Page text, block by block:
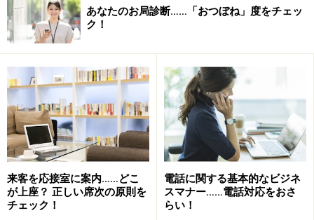
あなたのお局診断……「おつぼね」度をチェッ
ク！
来客を応接室に案内……どこ
が上座？ 正しい席次の原則を
チェック！
電話に関する基本的なビジネ
スマナー……電話対応をおさ
らい！